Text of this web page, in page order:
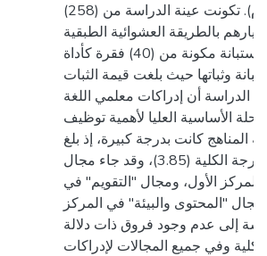
الدراسي (2019/2020م). تكونت عينة الدراسة من (258)
بالطريقة العشوائية الطبقية
بنسبة 62% تم بناء استبانة مكونة من (40) فقرة كأداة
وثباتها حيث بلغت قيمة الثبات
الدراسة أن إدراكات معلمي اللغة
الأساسية العليا لأهمية توظيف
المناهج كانت بدرجة كبيرة، إذ بلغ
المتوسط الحسابي للدرجة الكلية (3.85)، وقد جاء مجال
المركز الأول، ومجال "التقويم" في
مجال "المحتوى والبيئة" في المركز
إلى عدم وجود فروق ذات دلالة
وفي جميع المجالات لإدراكات